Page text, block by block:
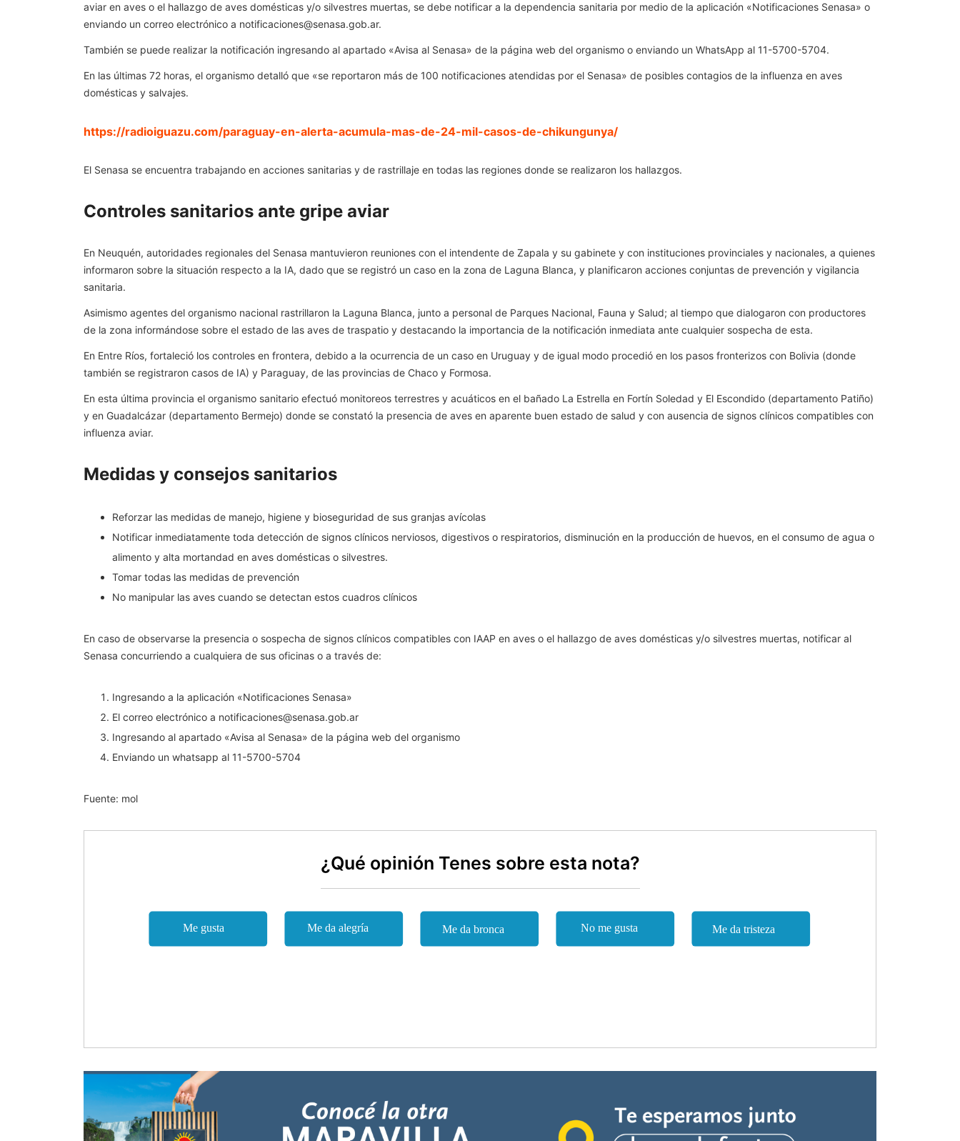
aviar en aves o el hallazgo de aves domésticas y/o silvestres muertas, se debe notificar a la dependencia sanitaria por medio de la aplicación «Notificaciones Senasa» o
enviando un correo electrónico a notificaciones@senasa.gob.ar.
También se puede realizar la notificación ingresando al apartado «Avisa al Senasa» de la página web del organismo o enviando un WhatsApp al 11-5700-5704.
En las últimas 72 horas, el organismo detalló que «se reportaron más de 100 notificaciones atendidas por el Senasa» de posibles contagios de la influenza en aves
domésticas y salvajes.
https://radioiguazu.com/paraguay-en-alerta-acumula-mas-de-24-mil-casos-de-chikungunya/
El Senasa se encuentra trabajando en acciones sanitarias y de rastrillaje en todas las regiones donde se realizaron los hallazgos.
Controles sanitarios ante gripe aviar
En Neuquén, autoridades regionales del Senasa mantuvieron reuniones con el intendente de Zapala y su gabinete y con instituciones provinciales y nacionales, a quienes
informaron sobre la situación respecto a la IA, dado que se registró un caso en la zona de Laguna Blanca, y planificaron acciones conjuntas de prevención y vigilancia
sanitaria.
Asimismo agentes del organismo nacional rastrillaron la Laguna Blanca, junto a personal de Parques Nacional, Fauna y Salud; al tiempo que dialogaron con productores
de la zona informándose sobre el estado de las aves de traspatio y destacando la importancia de la notificación inmediata ante cualquier sospecha de esta.
En Entre Ríos, fortaleció los controles en frontera, debido a la ocurrencia de un caso en Uruguay y de igual modo procedió en los pasos fronterizos con Bolivia (donde
también se registraron casos de IA) y Paraguay, de las provincias de Chaco y Formosa.
En esta última provincia el organismo sanitario efectuó monitoreos terrestres y acuáticos en el bañado La Estrella en Fortín Soledad y El Escondido (departamento Patiño)
y en Guadalcázar (departamento Bermejo) donde se constató la presencia de aves en aparente buen estado de salud y con ausencia de signos clínicos compatibles con
influenza aviar.
Medidas y consejos sanitarios
Reforzar las medidas de manejo, higiene y bioseguridad de sus granjas avícolas
Notificar inmediatamente toda detección de signos clínicos nerviosos, digestivos o respiratorios, disminución en la producción de huevos, en el consumo de agua o
alimento y alta mortandad en aves domésticas o silvestres.
Tomar todas las medidas de prevención
No manipular las aves cuando se detectan estos cuadros clínicos
En caso de observarse la presencia o sospecha de signos clínicos compatibles con IAAP en aves o el hallazgo de aves domésticas y/o silvestres muertas, notificar al
Senasa concurriendo a cualquiera de sus oficinas o a través de:
Ingresando a la aplicación «Notificaciones Senasa»
El correo electrónico a notificaciones@senasa.gob.ar
Ingresando al apartado «Avisa al Senasa» de la página web del organismo
Enviando un whatsapp al 11-5700-5704
Fuente: mol
¿Qué opinión Tenes sobre esta nota?